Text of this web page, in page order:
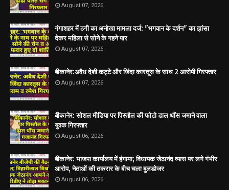
August 07, 2026
गंगाशहर में ठगी का अनोखा मामला दर्ज: "भगवान के दर्शन" का झांसा
देकर महिला से सोने के गहने पार
August 07, 2026
बीकानेर:अवैध देशी कट्टे और जिंदा कारतूस के साथ 2 आरोपी गिरफ्तार
August 07, 2026
बीकानेर: सोशल मीडिया पर पिस्तौल की फोटो डाल धौंस जमाने वाला
युवक गिरफ्तार
August 06, 2026
बीकानेर: भाजपा कार्यालय में हंगामा; विधायक जेठानंद व्यास पर लगे गंभीर
आरोप, नेताओं की तकरार के बीच चला बुलडोजर
August 06, 2026